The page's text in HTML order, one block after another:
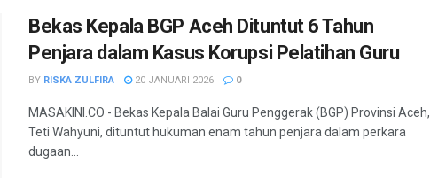
Bekas Kepala BGP Aceh Dituntut 6 Tahun
Penjara dalam Kasus Korupsi Pelatihan Guru
BY RISKA ZULFIRA 20 JANUARI 2026 0
MASAKINI.CO - Bekas Kepala Balai Guru Penggerak (BGP) Provinsi Aceh,
Teti Wahyuni, dituntut hukuman enam tahun penjara dalam perkara
dugaan...